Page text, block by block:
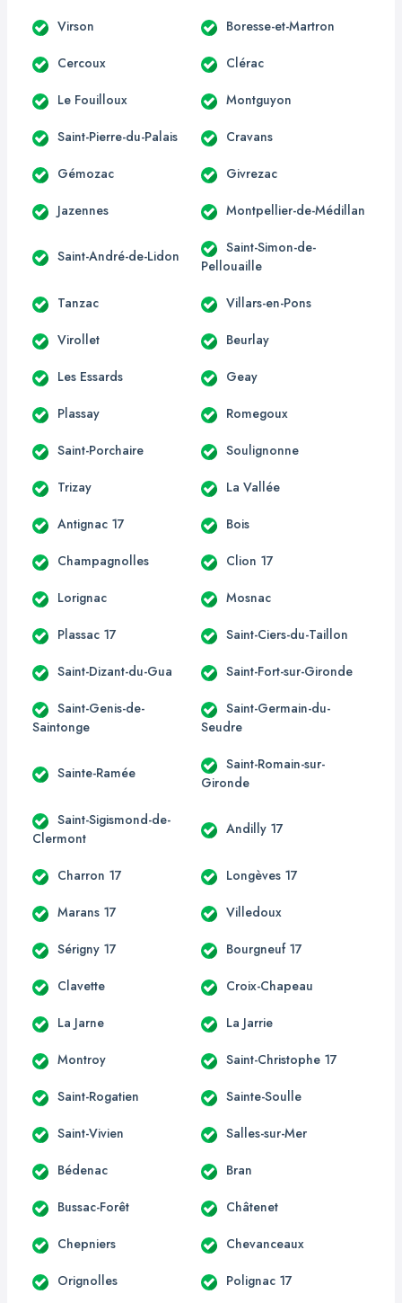
Virson Boresse-et-Martron
Cercoux Clérac
Le Fouilloux Montguyon
Saint-Pierre-du-Palais Cravans
Gémozac Givrezac
Jazennes Montpellier-de-Médillan
Saint-André-de-Lidon
Saint-Simon-de-
Pellouaille
Tanzac Villars-en-Pons
Virollet Beurlay
Les Essards Geay
Plassay Romegoux
Saint-Porchaire Soulignonne
Trizay La Vallée
Antignac 17 Bois
Champagnolles Clion 17
Lorignac Mosnac
Plassac 17 Saint-Ciers-du-Taillon
Saint-Dizant-du-Gua Saint-Fort-sur-Gironde
Saint-Genis-de-
Saintonge
Saint-Germain-du-
Seudre
Sainte-Ramée
Saint-Romain-sur-
Gironde
Saint-Sigismond-de-
Clermont
Andilly 17
Charron 17 Longèves 17
Marans 17 Villedoux
Sérigny 17 Bourgneuf 17
Clavette Croix-Chapeau
La Jarne La Jarrie
Montroy Saint-Christophe 17
Saint-Rogatien Sainte-Soulle
Saint-Vivien Salles-sur-Mer
Bédenac Bran
Bussac-Forêt Châtenet
Chepniers Chevanceaux
Orignolles Polignac 17